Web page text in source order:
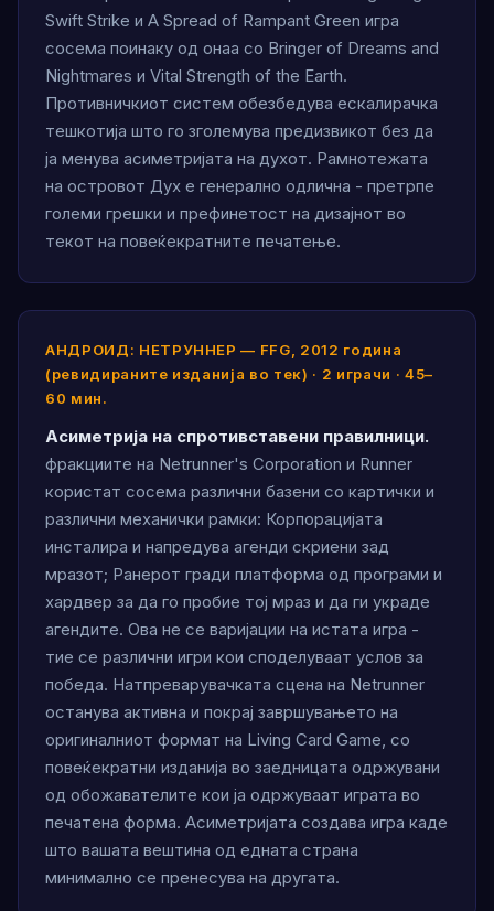
Swift Strike и A Spread of Rampant Green игра
сосема поинаку од онаа со Bringer of Dreams and
Nightmares и Vital Strength of the Earth.
Противничкиот систем обезбедува ескалирачка
тешкотија што го зголемува предизвикот без да
ја менува асиметријата на духот. Рамнотежата
на островот Дух е генерално одлична - претрпе
големи грешки и префинетост на дизајнот во
текот на повеќекратните печатење.
АНДРОИД: НЕТРУННЕР — FFG, 2012 година
(ревидираните изданија во тек) · 2 играчи · 45–
60 мин.
Асиметрија на спротивставени правилници.
фракциите на Netrunner's Corporation и Runner
користат сосема различни базени со картички и
различни механички рамки: Корпорацијата
инсталира и напредува агенди скриени зад
мразот; Ранерот гради платформа од програми и
хардвер за да го пробие тој мраз и да ги украде
агендите. Ова не се варијации на истата игра -
тие се различни игри кои споделуваат услов за
победа. Натпреварувачката сцена на Netrunner
останува активна и покрај завршувањето на
оригиналниот формат на Living Card Game, со
повеќекратни изданија во заедницата одржувани
од обожавателите кои ја одржуваат играта во
печатена форма. Асиметријата создава игра каде
што вашата вештина од едната страна
минимално се пренесува на другата.